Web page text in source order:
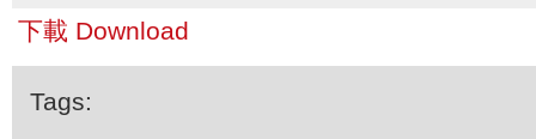
下載 Download
Tags: